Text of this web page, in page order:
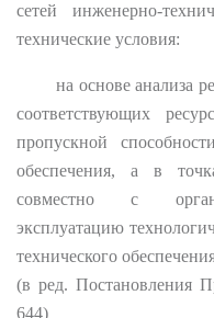
сетей инженерно-
технические условия:
на основе анализа
соответствующих
пропускной
обеспечения, а в
совместно с
эксплуатацию
технического
(в ред. Постановления
644)